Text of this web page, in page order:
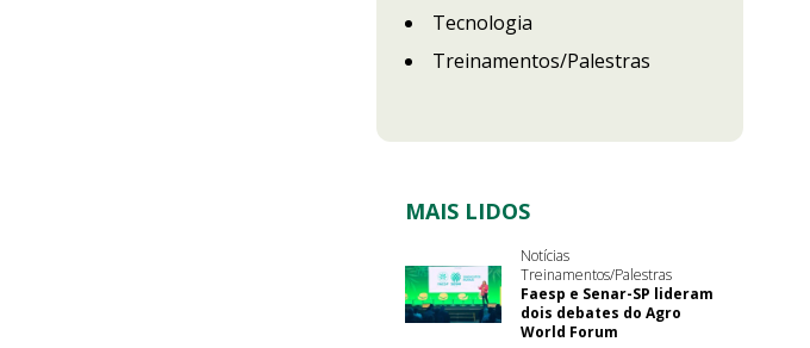
Tecnologia
Treinamentos/Palestras
MAIS LIDOS
Notícias
Treinamentos/Palestras
Faesp e Senar-SP lideram
dois debates do Agro
World Forum